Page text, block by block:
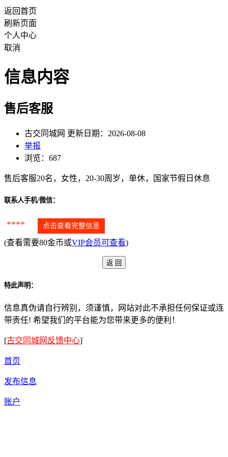
返回首页
刷新页面
个人中心
取消
信息内容
售后客服
古交同城网 更新日期：2026-08-08
举报
浏览：687
售后客服20名，女性，20-30周岁，单休，国家节假日休息
联系人手机/微信：
**** 点击查看完整信息
(查看需要80金币或VIP会员可查看)
特此声明：
信息真伪请自行辨别，须谨慎，网站对此不承担任何保证或连
带责任! 希望我们的平台能为您带来更多的便利！
[古交同城网反馈中心]
首页
发布信息
账户